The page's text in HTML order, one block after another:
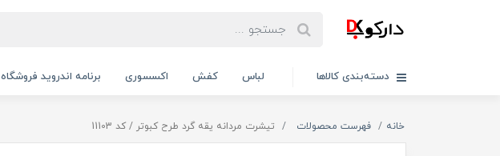
دسته‌بندی کالاها لباس کفش اکسسوری برنامه اندروید فروشگاه
خانه فهرست محصولات تیشرت مردانه یقه گرد طرح کبوتر / کد 11103